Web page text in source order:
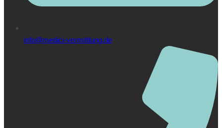
info@medici-vermittlung.de